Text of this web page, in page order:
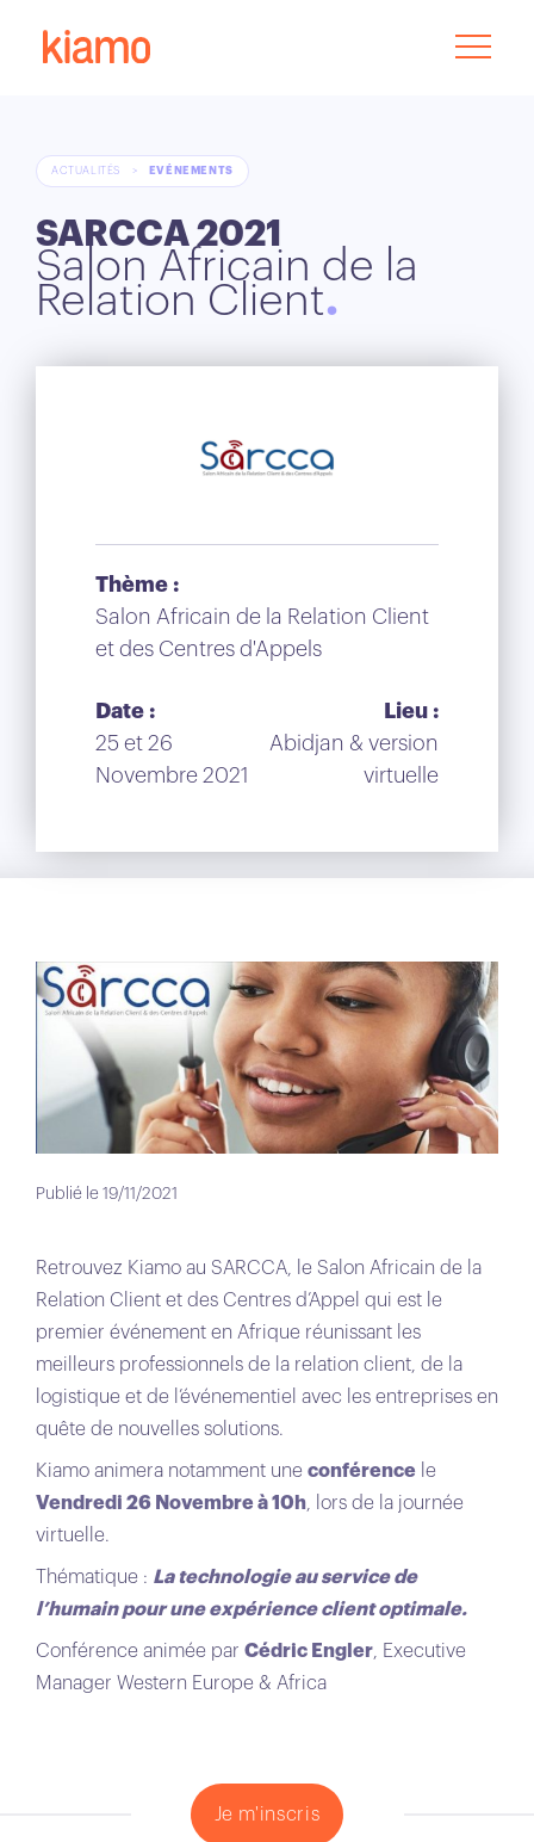
ACTUALITÉS > EVÉNEMENTS
SARCCA 2021
Salon Africain de la
Relation Client
Thème :
Salon Africain de la Relation Client
et des Centres d'Appels
Date :
25 et 26
Novembre 2021
Lieu :
Abidjan & version
virtuelle
Publié le 19/11/2021
Retrouvez Kiamo au SARCCA, le Salon Africain de la
Relation Client et des Centres d’Appel qui est le
premier événement en Afrique réunissant les
meilleurs professionnels de la relation client, de la
logistique et de l’événementiel avec les entreprises en
quête de nouvelles solutions.
Kiamo animera notamment une conférence le
Vendredi 26 Novembre à 10h, lors de la journée
virtuelle.
Thématique : La technologie au service de
l’humain pour une expérience client optimale.
Conférence animée par Cédric Engler, Executive
Manager Western Europe & Africa
Je m'inscris